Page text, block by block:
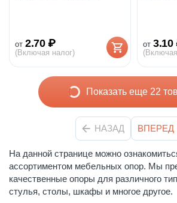
На данной странице можно
ассортиментом мебельных опор. Мы
качественные опоры для различного
стулья, столы, шкафы и многое другое.
от 2.70 ₽
(Включая налог)
от 3.10
Показать еще 22
НАЗАД ВПЕРЕД